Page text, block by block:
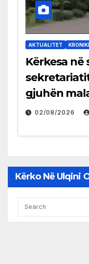
AKTUALITET
Kërkesa në
gjuhën
02/08/2026
Kërko Në Ulqini